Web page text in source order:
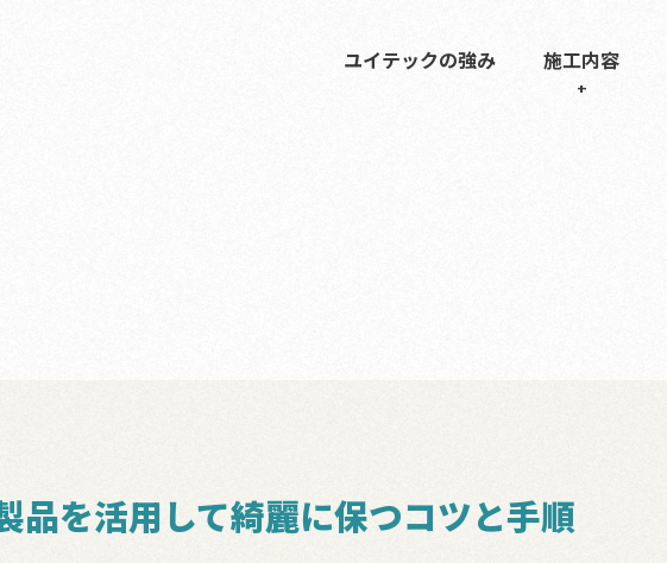
ユイテックの強み 施工内容
品を活用して綺麗に保つコツと手順